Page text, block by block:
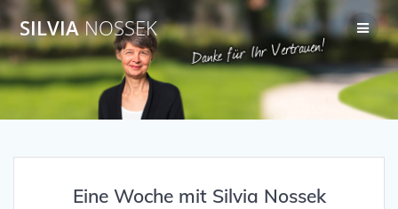
Zum
Inhalt
springen
SILVIANOSSEK
Eine Woche mit Silvia Nossek